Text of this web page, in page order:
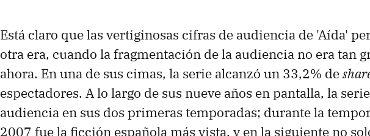
Está claro que las vertiginosas cifras de audiencia de 'Aída'
otra era, cuando la fragmentación de la audiencia no era tan
ahora. En una de sus cimas, la serie alcanzó un 33,2% de
espectadores. A lo largo de sus nueve años en pantalla, la
audiencia en sus dos primeras temporadas; durante la
2007 fue la ficción española más vista, y en la siguiente no